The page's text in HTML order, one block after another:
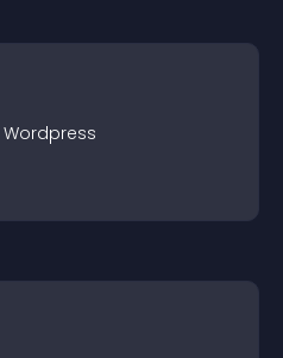
Wordpress